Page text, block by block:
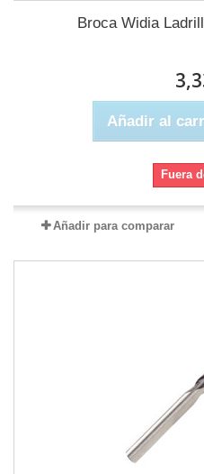
Broca Widia
Añadir al
Fuera
Añadir para comparar